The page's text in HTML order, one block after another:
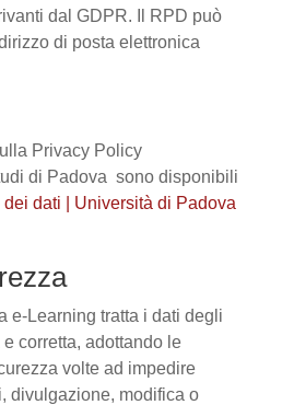
dal GDPR. Il RPD può
di posta elettronica
Privacy Policy
di Padova sono disponibili
dei dati | Università di Padova
e-Learning tratta i dati degli
corretta, adottando le
volte ad impedire
divulgazione, modifica o